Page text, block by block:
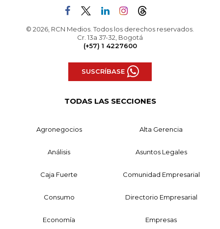
© 2026, RCN Medios. Todos los derechos reservados.
Cr. 13a 37-32, Bogotá
(+57) 1 4227600
SUSCRÍBASE
TODAS LAS SECCIONES
Agronegocios Alta Gerencia
Análisis Asuntos Legales
Caja Fuerte Comunidad Empresarial
Consumo Directorio Empresarial
Economía Empresas